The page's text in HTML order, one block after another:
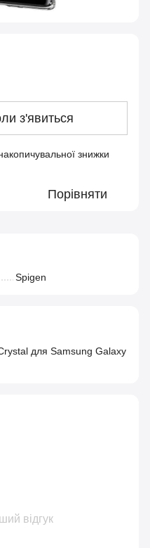
з'явиться
знижки
Порівняти
Spigen
для Samsung Galaxy
відгук